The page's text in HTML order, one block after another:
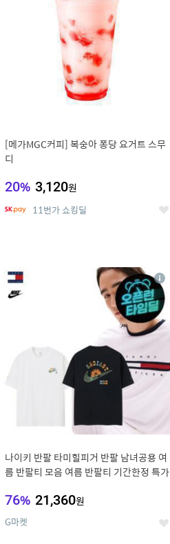
[메가MGC커피] 복숭아 퐁당 요거트 스무
디
20% 3,120원
11번가 쇼킹딜 좋
14
나이키 반팔 타미힐피거 반팔 남녀공용 여
름 반팔티 모음 여름 반팔티 기간한정 특가
76% 21,360원
G마켓 좋
상
세